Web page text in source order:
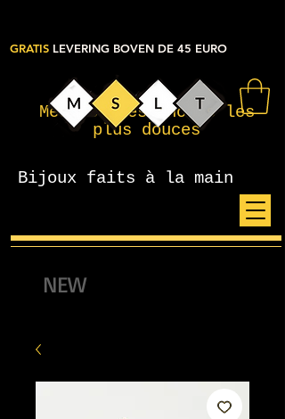
Mes petites choses les
plus douces
Bijoux faits à la main
GRATIS LEVERING BOVEN DE 45 EURO
NEW